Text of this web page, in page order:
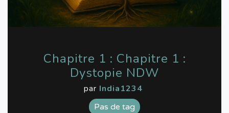
Chapitre 1 : Chapitre 1 :
Dystopie NDW
par India1234
Pas de tag